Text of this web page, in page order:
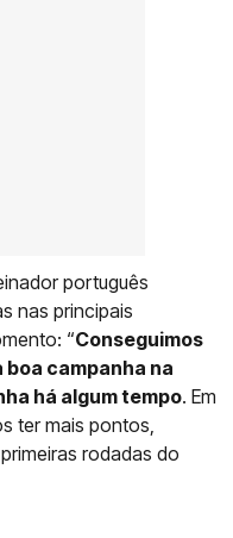
português
nas principais
“Conseguimos
campanha na
há algum tempo. Em
ter mais pontos,
rodadas do